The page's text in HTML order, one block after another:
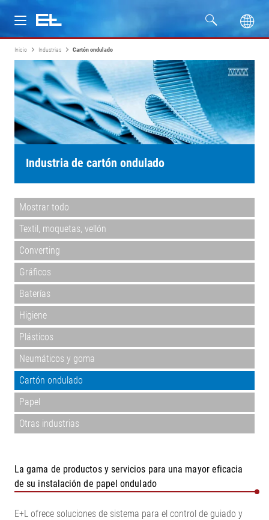
Productos
Industrias
Servicio
Inicio Industrias Cartón ondulado
Industria de cartón ondulado
Mostrar todo
Textil, moquetas, vellón
Converting
Gráficos
Baterías
Higiene
Plásticos
Neumáticos y goma
Cartón ondulado
Papel
Otras industrias
La gama de productos y servicios para una mayor eficacia
de su instalación de papel ondulado
E+L ofrece soluciones de sistema para el control de guiado y